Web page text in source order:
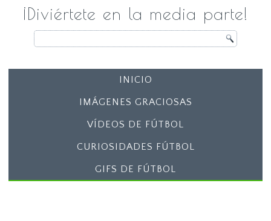
¡Diviértete en la media parte!
INICIO
IMÁGENES GRACIOSAS
VÍDEOS DE FÚTBOL
CURIOSIDADES FÚTBOL
GIFS DE FÚTBOL